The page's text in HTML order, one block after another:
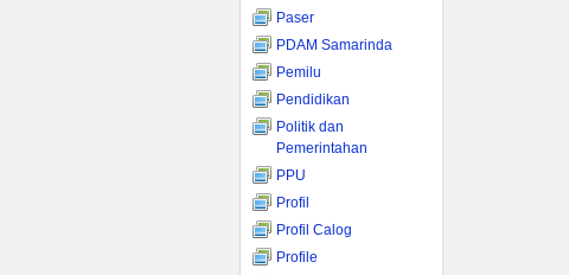
Paser
PDAM Samarinda
Pemilu
Pendidikan
Politik dan
Pemerintahan
PPU
Profil
Profil Calog
Profile